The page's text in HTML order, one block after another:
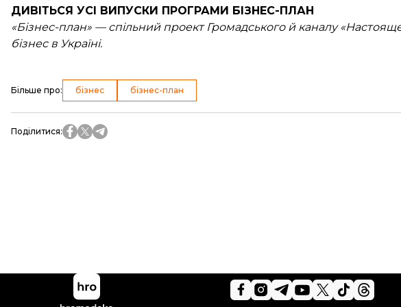
ДИВІТЬСЯ УСІ ВИПУСКИ ПРОГРАМИ БІЗНЕС-ПЛАН
«Бізнес-план» — спільний проект Громадського й каналу
бізнес в Україні.
Більше про: бізнес бізнес-план
Поділитися: